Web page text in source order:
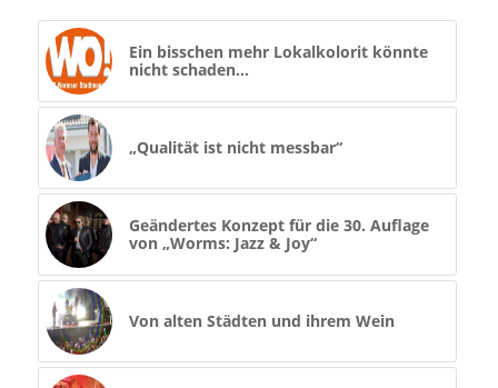
Ein bisschen mehr Lokalkolorit könnte
nicht schaden…
„Qualität ist nicht messbar“
Geändertes Konzept für die 30. Auflage
von „Worms: Jazz & Joy“
Von alten Städten und ihrem Wein